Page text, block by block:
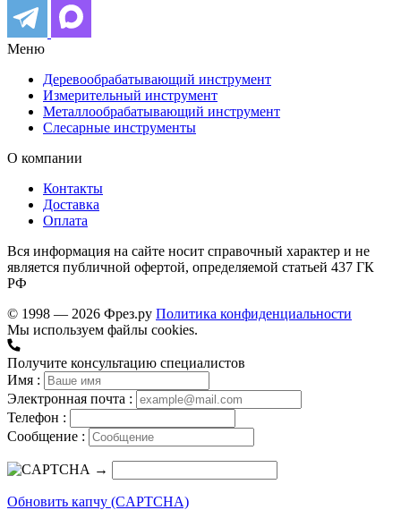
Меню
Деревообрабатывающий инструмент
Измерительный инструмент
Металлообрабатывающий инструмент
Слесарные инструменты
О компании
Контакты
Доставка
Оплата
Вся информация на сайте носит справочный характер и не
является публичной офертой, определяемой статьей 437 ГК
РФ
© 1998 — 2026 Фрез.ру Политика конфиденциальности
Мы используем файлы cookies.
Получите консультацию специалистов
Имя :
Электронная почта :
Телефон :
Сообщение :
→
Обновить капчу (CAPTCHA)